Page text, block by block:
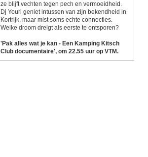
ze blijft vechten tegen pech en vermoeidheid.
Dj Youri geniet intussen van zijn bekendheid in
Kortrijk, maar mist soms echte connecties.
Welke droom dreigt als eerste te ontsporen?
'Pak alles wat je kan - Een Kamping Kitsch
Club documentaire', om 22.55 uur op VTM.